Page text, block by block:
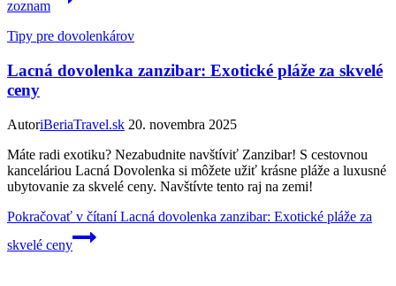
zoznam
Tipy pre dovolenkárov
Lacná dovolenka zanzibar: Exotické pláže za skvelé
ceny
AutoriBeriaTravel.sk 20. novembra 2025
Máte radi exotiku? Nezabudnite navštíviť Zanzibar! S cestovnou
kanceláriou Lacná Dovolenka si môžete užiť krásne pláže a luxusné
ubytovanie za skvelé ceny. Navštívte tento raj na zemi!
Pokračovať v čítaníLacná dovolenka zanzibar: Exotické pláže za
skvelé ceny